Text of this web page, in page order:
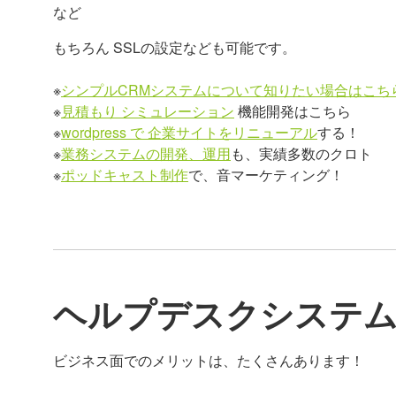
など
もちろん SSLの設定なども可能です。
※シンプルCRMシステムについて知りたい場合はこち
※見積もり シミュレーション 機能開発はこちら
※wordpress で 企業サイトをリニューアルする！
※業務システムの開発、運用も、実績多数のクロト
※ポッドキャスト制作で、音マーケティング！
ヘルプデスクシステ
ビジネス面でのメリットは、たくさんあります！